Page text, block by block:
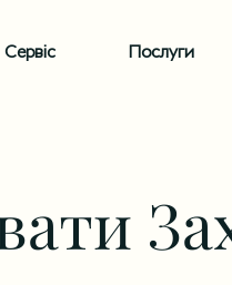
Сервіс Послуги